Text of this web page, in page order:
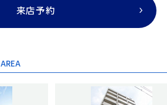
来店予約
AREA